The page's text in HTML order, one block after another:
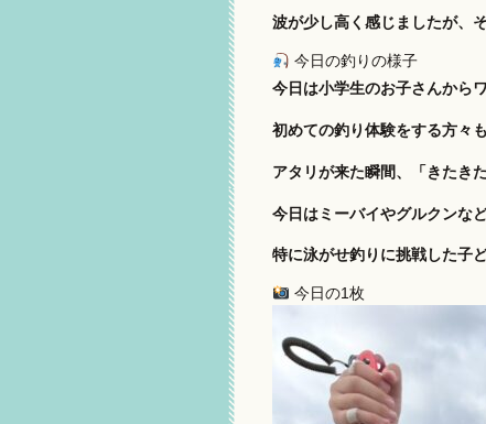
波が少し高く感じましたが、
今日の釣りの様子
今日は小学生のお子さんから
初めての釣り体験をする方々
アタリが来た瞬間、「きたき
今日はミーバイやグルクンな
特に泳がせ釣りに挑戦した子
今日の1枚